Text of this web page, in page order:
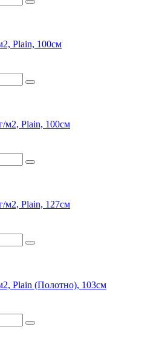
Plain, 100см
м2, Plain, 100см
м2, Plain, 127см
Plain (Полотно), 103см